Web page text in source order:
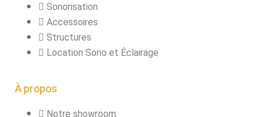
Sonorisation
Accessoires
Structures
Location Sono et Éclairage
À propos
Notre showroom